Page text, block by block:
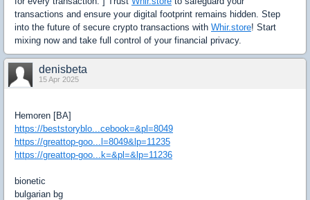
transactions and ensure your digital footprint remains hidden. Step
into the future of secure crypto transactions with Whir.store! Start
mixing now and take full control of your financial privacy.
denisbeta
15 Apr 2025
Hemoren [BA]
https://beststoryblo...cebook=&pl=8049
https://greattop-goo...l=8049&lp=11235
https://greattop-goo...k=&pl=&lp=11236
bionetic
bulgarian bg